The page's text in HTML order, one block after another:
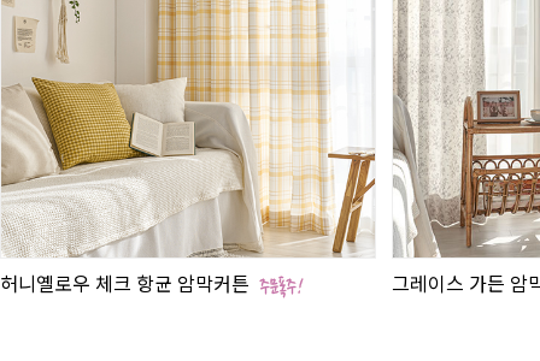
허니옐로우 체크 항균 암막커튼 그레이스 가든 암